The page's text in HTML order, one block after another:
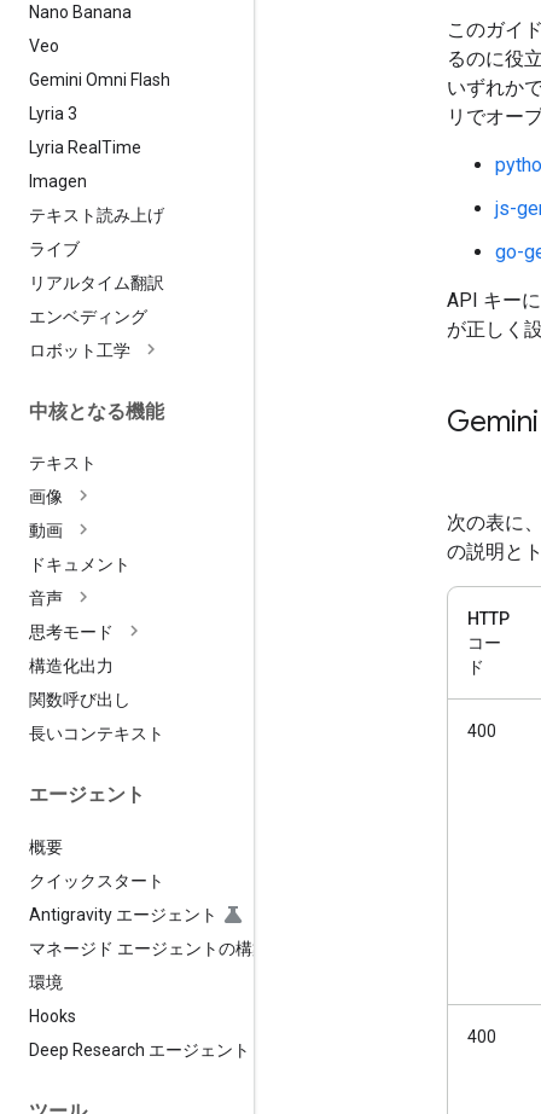
Nano Banana
Veo
Gemini Omni Flash
Lyria 3
Lyria Real Time
Imagen
テキスト読み上げ
ライブ
リアルタイム翻訳
エンベディング
ロボット工学
中核となる機能
テキスト
画像
動画
ドキュメント
音声
思考モード
構造化出力
関数呼び出し
長いコンテキスト
エージェント
概要
クイックスタート
Antigravity エージェント
マネージド エージェントの構築
環境
Hooks
Deep Research エージェント
このガイ
るのに役
いずれか
リでオー
js-
go-
API キー
が正しく
次の表に
の説明と
HTTP
コー
ド
400
400